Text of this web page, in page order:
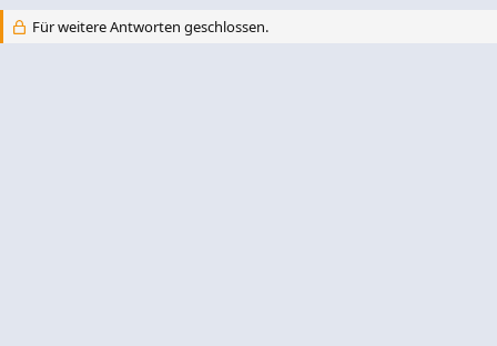
s
s
Für weitere Antworten geschlossen.